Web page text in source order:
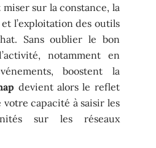
sur la constance, la
l’exploitation des outils
Sans oublier le bon
notamment en
boostent la
devient alors le reflet
capacité à saisir les
sur les réseaux